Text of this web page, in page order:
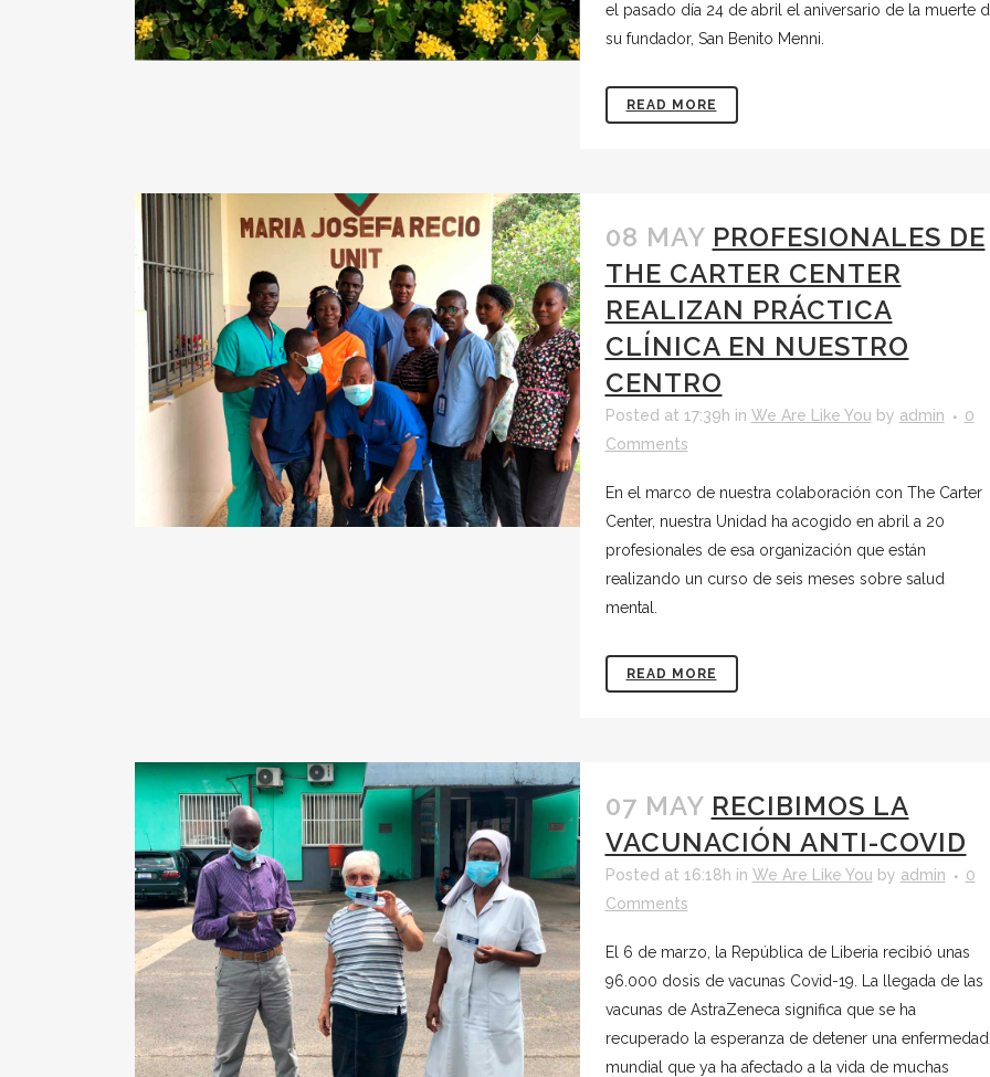
el pasado día 24 de abril el aniversario de la muerte
su fundador, San Benito Menni.
READ MORE
08 MAY PROFESIONALES DE
THE CARTER CENTER
REALIZAN PRÁCTICA
CLÍNICA EN NUESTRO
CENTRO
Posted at 17:39h in We Are Like You by admin
0
Comments
En el marco de nuestra colaboración con The Carter
Center, nuestra Unidad ha acogido en abril a 20
profesionales de esa organización que están
realizando un curso de seis meses sobre salud
mental.
READ MORE
07 MAY RECIBIMOS LA
VACUNACIÓN ANTI-COVID
Posted at 16:18h in We Are Like You by admin
0
Comments
El 6 de marzo, la República de Liberia recibió unas
96.000 dosis de vacunas Covid-19. La llegada de las
vacunas de AstraZeneca significa que se ha
recuperado la esperanza de detener una enfermedad
mundial que ya ha afectado a la vida de muchas